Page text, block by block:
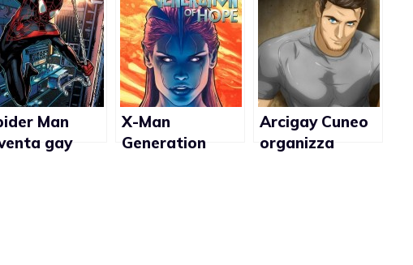
Man
gay
X-Man
Generation
Arcigay Cuneo
organizza